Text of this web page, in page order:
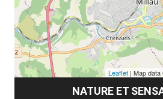
NATURE ET
Leaflet | Map